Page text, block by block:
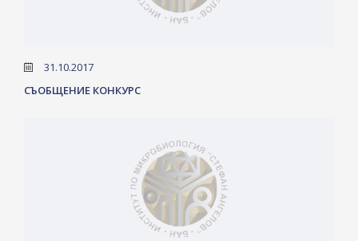
31.10.2017
СЪОБЩЕНИЕ КОНКУРС